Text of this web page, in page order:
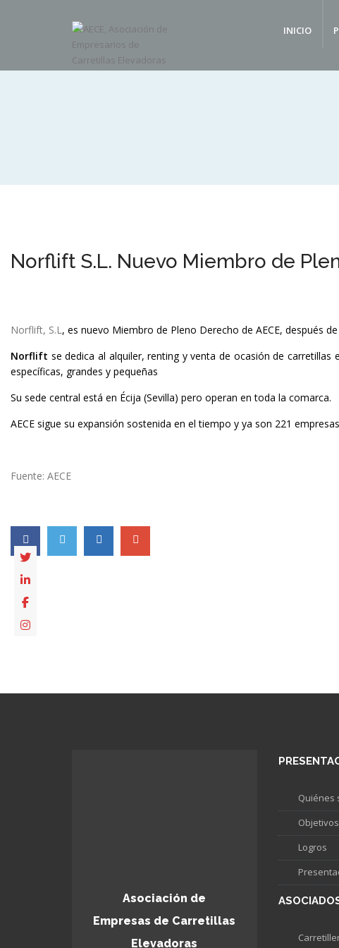
INICIO
Norflift S.L. Nuevo Miembro de
Norflift, S.L, es nuevo Miembro de Pleno Derecho de AECE, después
Norflift se dedica al alquiler, renting y venta de ocasión de
específicas, grandes y pequeñas
Su sede central está en Écija (Sevilla) pero operan en toda la comarca.
AECE sigue su expansión sostenida en el tiempo y ya son 221
Fuente: AECE
Asociación de
Empresas de Carretillas
Elevadoras
Quiénes
Objetivos
Logros